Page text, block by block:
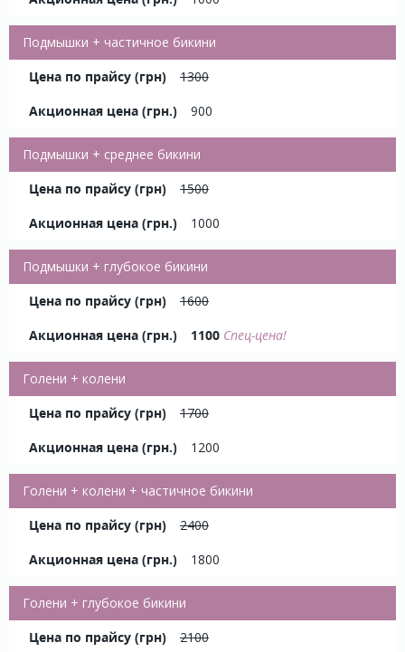
Подмышки + частичное бикини
1300
900
Подмышки + среднее бикини
1500
1000
Подмышки + глубокое бикини
1600
1100 Спец-цена!
Голени + колени
1700
1200
Голени + колени + частичное бикини
2400
1800
Голени + глубокое бикини
2100